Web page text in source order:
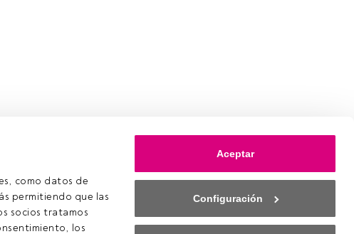
como datos de
permitiendo que las
socios tratamos
los
Aceptar
Configuración